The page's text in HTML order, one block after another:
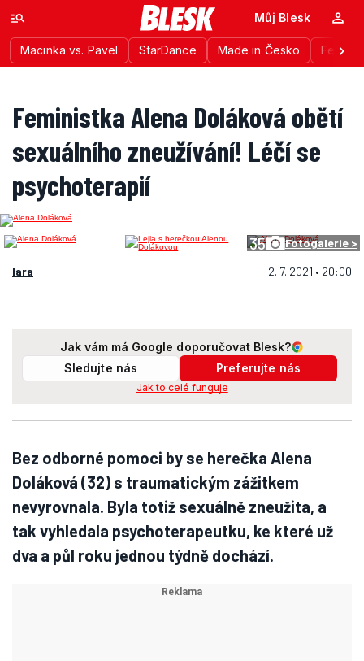
Macinka vs. Pavel StarDance Made in Česko
Můj Blesk
Feministka Alena Doláková obětí
sexuálního zneužívání! Léčí se
psychoterapií
35 Fotogalerie >
lara 2. 7. 2021 • 20:00
Jak vám má Google doporučovat Blesk?
Sledujte nás
Preferujte nás
Jak to celé funguje
Bez odborné pomoci by se herečka Alena
Doláková (32) s traumatickým zážitkem
nevyrovnala. Byla totiž sexuálně zneužita, a
tak vyhledala psychoterapeutku, ke které už
dva a půl roku jednou týdně dochází.